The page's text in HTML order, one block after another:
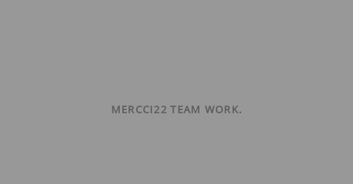
MERCCI22 TEAM WORK.